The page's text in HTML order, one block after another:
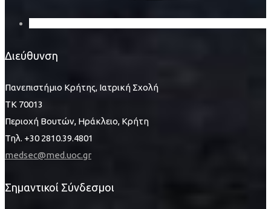
Διεύθυνση
Πανεπιστήμιο Κρήτης, Ιατρική Σχολή
ΤΚ 70013
Περιοχή Βουτών, Ηράκλειο, Κρήτη
Τηλ. +30 2810.39.4801
medsec@med.uoc.gr
Σημαντικοί Σύνδεσμοι